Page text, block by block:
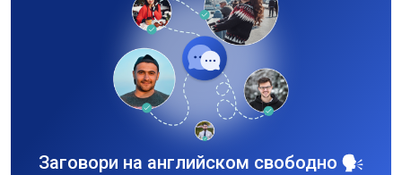
Заговори на английском свободно